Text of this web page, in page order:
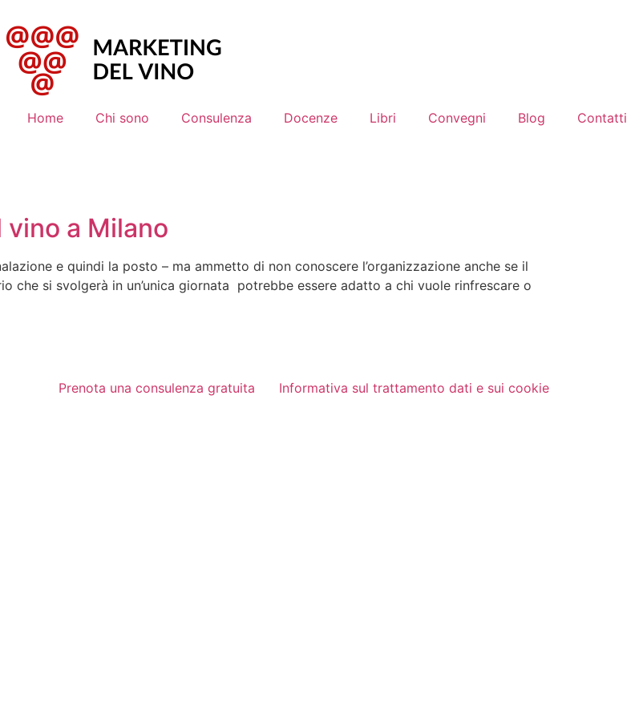
Home Chi sono Consulenza Docenze Libri Convegni Blog Contatti
a Milano
e quindi la posto – ma ammetto di non conoscere l’organizzazione anche se il
che si svolgerà in un’unica giornata potrebbe essere adatto a chi vuole rinfrescare o
Prenota una consulenza gratuita Informativa sul trattamento dati e sui cookie